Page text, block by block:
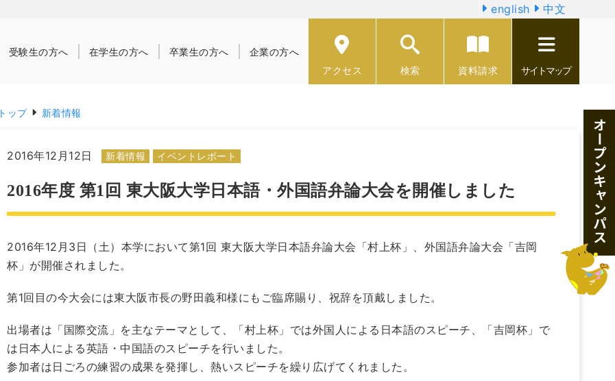
english 中文
受験生の方へ 在学生の方へ 卒業生の方へ 企業の方へ
サイトマップ
資料請求
検索
アクセス
トップ 新着情報
2016年12月12日 新着情報 イベントレポート
2016年度 第1回 東大阪大学日本語・外国語弁論大会を開催しました
2016年12月3日（土）本学において第1回 東大阪大学日本語弁論大会「村上杯」、外国語弁論大会「吉岡
杯」が開催されました。
第1回目の今大会には東大阪市長の野田義和様にもご臨席賜り、祝辞を頂戴しました。
出場者は「国際交流」を主なテーマとして、「村上杯」では外国人による日本語のスピーチ、「吉岡杯」で
は日本人による英語・中国語のスピーチを行いました。
参加者は日ごろの練習の成果を発揮し、熱いスピーチを繰り広げてくれました。